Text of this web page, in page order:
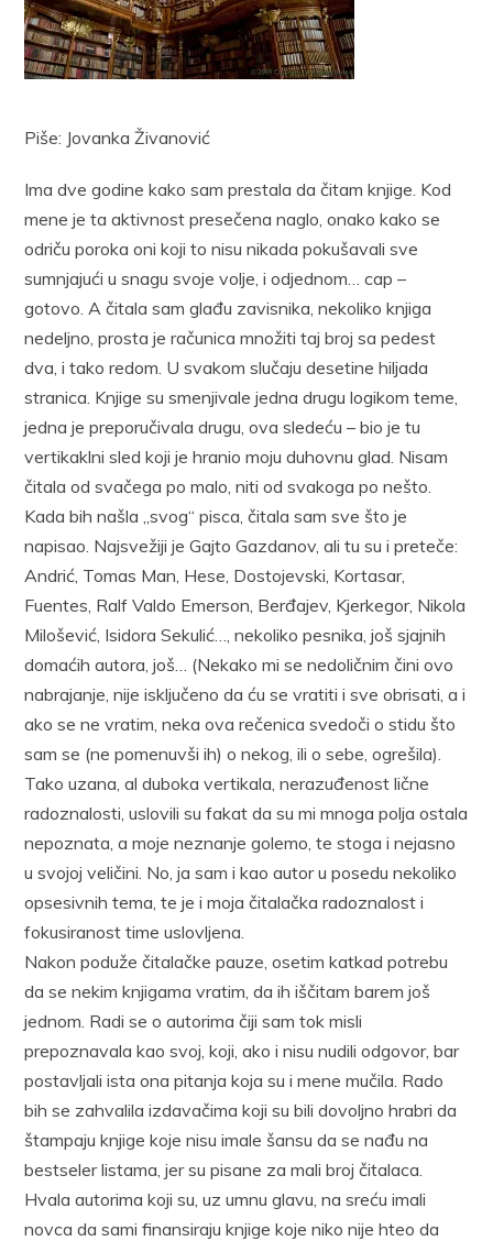
Piše: Jovanka Živanović
Ima dve godine kako sam prestala da čitam knjige. Kod
mene je ta aktivnost presečena naglo, onako kako se
odriču poroka oni koji to nisu nikada pokušavali sve
sumnjajući u snagu svoje volje, i odjednom… cap –
gotovo. A čitala sam glađu zavisnika, nekoliko knjiga
nedeljno, prosta je računica množiti taj broj sa pedest
dva, i tako redom. U svakom slučaju desetine hiljada
stranica. Knjige su smenjivale jedna drugu logikom teme,
jedna je preporučivala drugu, ova sledeću – bio je tu
vertikaklni sled koji je hranio moju duhovnu glad. Nisam
čitala od svačega po malo, niti od svakoga po nešto.
Kada bih našla „svog“ pisca, čitala sam sve što je
napisao. Najsvežiji je Gajto Gazdanov, ali tu su i preteče:
Andrić, Tomas Man, Hese, Dostojevski, Kortasar,
Fuentes, Ralf Valdo Emerson, Berđajev, Kjerkegor, Nikola
Milošević, Isidora Sekulić…, nekoliko pesnika, još sjajnih
domaćih autora, još… (Nekako mi se nedoličnim čini ovo
nabrajanje, nije isključeno da ću se vratiti i sve obrisati, a i
ako se ne vratim, neka ova rečenica svedoči o stidu što
sam se (ne pomenuvši ih) o nekog, ili o sebe, ogrešila).
Tako uzana, al duboka vertikala, nerazuđenost lične
radoznalosti, uslovili su fakat da su mi mnoga polja ostala
nepoznata, a moje neznanje golemo, te stoga i nejasno
u svojoj veličini. No, ja sam i kao autor u posedu nekoliko
opsesivnih tema, te je i moja čitalačka radoznalost i
fokusiranost time uslovljena.
Nakon poduže čitalačke pauze, osetim katkad potrebu
da se nekim knjigama vratim, da ih iščitam barem još
jednom. Radi se o autorima čiji sam tok misli
prepoznavala kao svoj, koji, ako i nisu nudili odgovor, bar
postavljali ista ona pitanja koja su i mene mučila. Rado
bih se zahvalila izdavačima koji su bili dovoljno hrabri da
štampaju knjige koje nisu imale šansu da se nađu na
bestseler listama, jer su pisane za mali broj čitalaca.
Hvala autorima koji su, uz umnu glavu, na sreću imali
novca da sami finansiraju knjige koje niko nije hteo da